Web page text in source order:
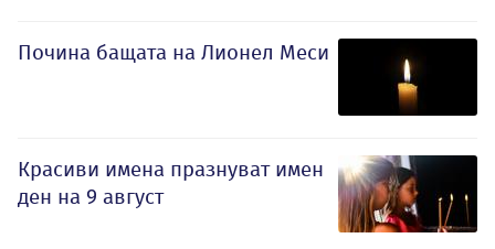
Почина бащата на Лионел Меси
Красиви имена празнуват имен
ден на 9 август